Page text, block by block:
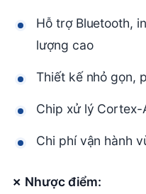
Hỗ trợ Bluetooth,
lượng cao
Thiết kế nhỏ gọn,
Chip xử lý Cortex-
Chi phí vận hành
✗ Nhược điểm: